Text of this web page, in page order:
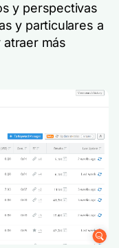
y perspectivas
y particulares a
atraer más